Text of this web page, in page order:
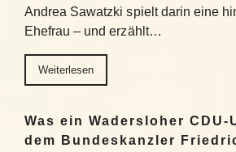
Andrea Sawatzki spielt darin eine
Ehefrau – und erzählt…
Weiterlesen
Was ein Wadersloher CDU-
dem Bundeskanzler